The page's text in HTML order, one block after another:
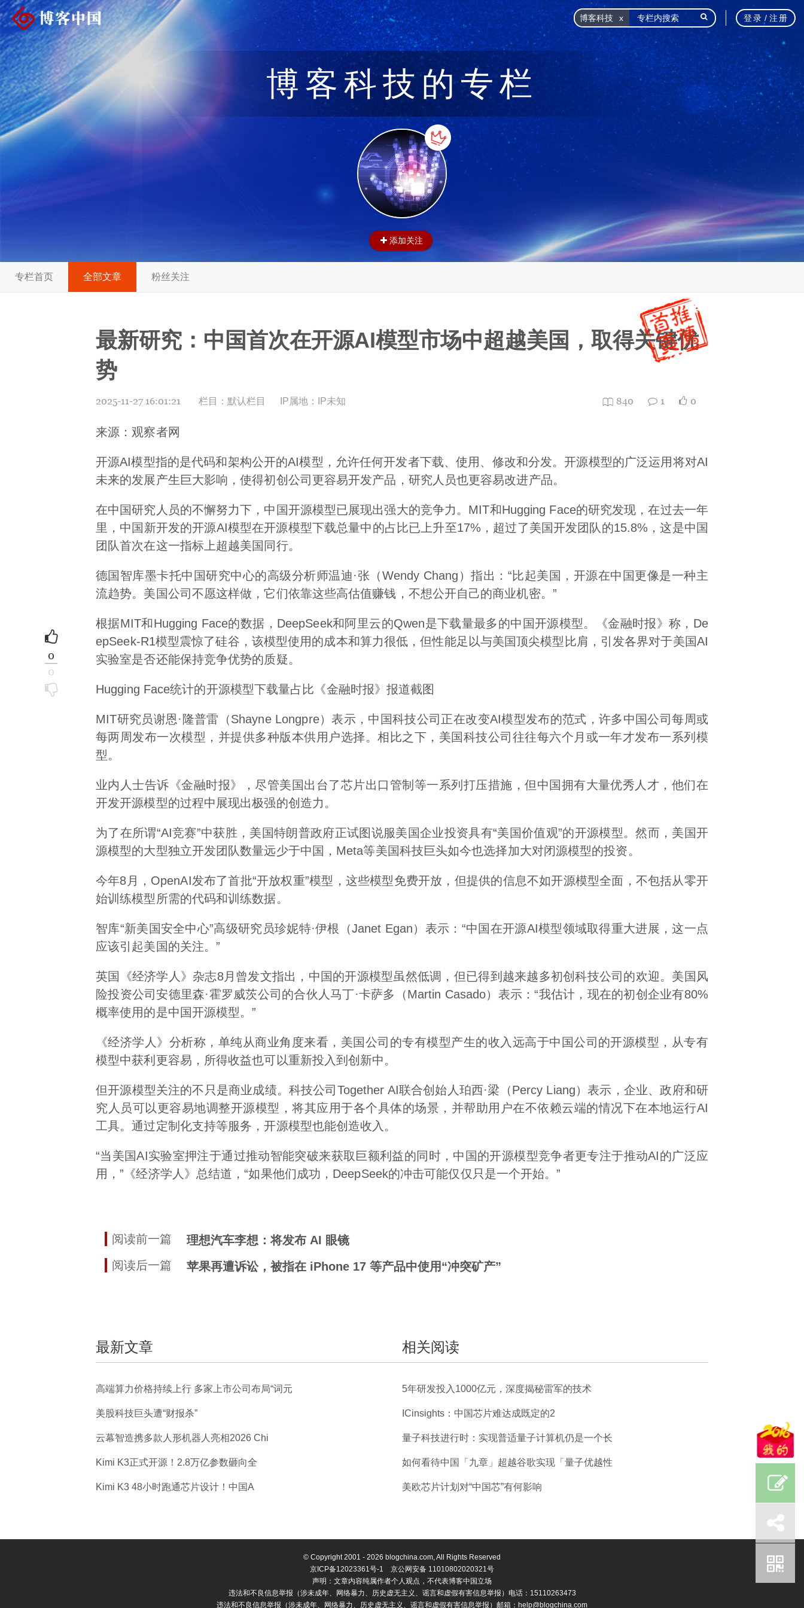
博客科技 登录 /注册
博客科技的专栏
添加关注
专栏首页 全部文章 粉丝关注
最新研究：中国首次在开源AI模型市场中超越美国，取得关键优
势
2025-11-27 16:01:21 栏目： 默认栏目 IP属地： IP未知 840 1 0
来源：观察者网
开源AI模型指的是代码和架构公开的AI模型，允许任何开发者下载、使用、修改和分发。开源模型的广泛运用将对AI
未来的发展产生巨大影响，使得初创公司更容易开发产品，研究人员也更容易改进产品。
在中国研究人员的不懈努力下，中国开源模型已展现出强大的竞争力。MIT和Hugging Face的研究发现，在过去一年
里，中国新开发的开源AI模型在开源模型下载总量中的占比已上升至17%，超过了美国开发团队的15.8%，这是中国
团队首次在这一指标上超越美国同行。
德国智库墨卡托中国研究中心的高级分析师温迪·张（Wendy Chang）指出：“比起美国，开源在中国更像是一种主
流趋势。美国公司不愿这样做，它们依靠这些高估值赚钱，不想公开自己的商业机密。”
根据MIT和Hugging Face的数据，DeepSeek和阿里云的Qwen是下载量最多的中国开源模型。《金融时报》称，De
epSeek-R1模型震惊了硅谷，该模型使用的成本和算力很低，但性能足以与美国顶尖模型比肩，引发各界对于美国AI
实验室是否还能保持竞争优势的质疑。
Hugging Face统计的开源模型下载量占比《金融时报》报道截图
MIT研究员谢恩·隆普雷（Shayne Longpre）表示，中国科技公司正在改变AI模型发布的范式，许多中国公司每周或
每两周发布一次模型，并提供多种版本供用户选择。相比之下，美国科技公司往往每六个月或一年才发布一系列模
型。
业内人士告诉《金融时报》，尽管美国出台了芯片出口管制等一系列打压措施，但中国拥有大量优秀人才，他们在
开发开源模型的过程中展现出极强的创造力。
为了在所谓“AI竞赛”中获胜，美国特朗普政府正试图说服美国企业投资具有“美国价值观”的开源模型。然而，美国开
源模型的大型独立开发团队数量远少于中国，Meta等美国科技巨头如今也选择加大对闭源模型的投资。
今年8月，OpenAI发布了首批“开放权重”模型，这些模型免费开放，但提供的信息不如开源模型全面，不包括从零开
始训练模型所需的代码和训练数据。
智库“新美国安全中心”高级研究员珍妮特·伊根（Janet Egan）表示：“中国在开源AI模型领域取得重大进展，这一点
应该引起美国的关注。”
英国《经济学人》杂志8月曾发文指出，中国的开源模型虽然低调，但已得到越来越多初创科技公司的欢迎。美国风
险投资公司安德里森·霍罗威茨公司的合伙人马丁·卡萨多（Martin Casado）表示：“我估计，现在的初创企业有80%
概率使用的是中国开源模型。”
《经济学人》分析称，单纯从商业角度来看，美国公司的专有模型产生的收入远高于中国公司的开源模型，从专有
模型中获利更容易，所得收益也可以重新投入到创新中。
但开源模型关注的不只是商业成绩。科技公司Together AI联合创始人珀西·梁（Percy Liang）表示，企业、政府和研
究人员可以更容易地调整开源模型，将其应用于各个具体的场景，并帮助用户在不依赖云端的情况下在本地运行AI
工具。通过定制化支持等服务，开源模型也能创造收入。
“当美国AI实验室押注于通过推动智能突破来获取巨额利益的同时，中国的开源模型竞争者更专注于推动AI的广泛应
用，”《经济学人》总结道，“如果他们成功，DeepSeek的冲击可能仅仅只是一个开始。”
0
0
阅读前一篇
理想汽车李想：将发布 AI 眼镜
阅读后一篇
苹果再遭诉讼，被指在 iPhone 17 等产品中使用“冲突矿产”
最新文章
高端算力价格持续上行 多家上市公司布局“词元
美股科技巨头遭“财报杀”
云幕智造携多款人形机器人亮相2026 Chi
Kimi K3正式开源！2.8万亿参数砸向全
Kimi K3 48小时跑通芯片设计！中国A
相关阅读
5年研发投入1000亿元，深度揭秘雷军的技术
ICinsights：中国芯片难达成既定的2
量子科技进行时：实现普适量子计算机仍是一个长
如何看待中国「九章」超越谷歌实现「量子优越性
美欧芯片计划对“中国芯”有何影响
© Copyright 2001 - 2026 blogchina.com, All Rights Reserved
京ICP备12023361号-1
京公网安备 11010802020321号
声明：文章内容纯属作者个人观点，不代表博客中国立场
违法和不良信息举报（涉未成年、网络暴力、历史虚无主义、谣言和虚假有害信息举报）电话：15110263473
违法和不良信息举报（涉未成年、网络暴力、历史虚无主义、谣言和虚假有害信息举报）邮箱：help@blogchina.com